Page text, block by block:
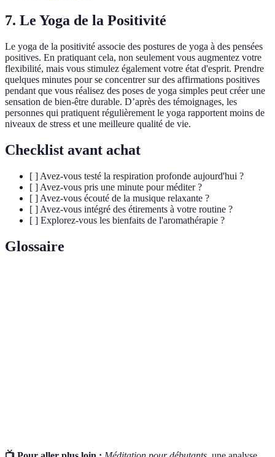
7. Le Yoga de la Positivité
Le yoga de la positivité associe des postures de yoga à des pensées
positives. En pratiquant cela, non seulement vous augmentez votre
flexibilité, mais vous stimulez également votre état d'esprit. Prendre
quelques minutes pour se concentrer sur des affirmations positives
pendant que vous réalisez des poses de yoga simples peut créer une
sensation de bien-être durable. D’après des témoignages, les
personnes qui pratiquent régulièrement le yoga rapportent moins de
niveaux de stress et une meilleure qualité de vie.
Checklist avant achat
[ ] Avez-vous testé la respiration profonde aujourd'hui ?
[ ] Avez-vous pris une minute pour méditer ?
[ ] Avez-vous écouté de la musique relaxante ?
[ ] Avez-vous intégré des étirements à votre routine ?
[ ] Explorez-vous les bienfaits de l'aromathérapie ?
Glossaire